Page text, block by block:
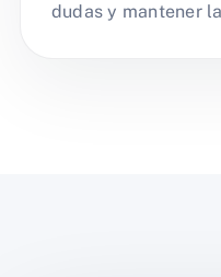
dudas y mantener